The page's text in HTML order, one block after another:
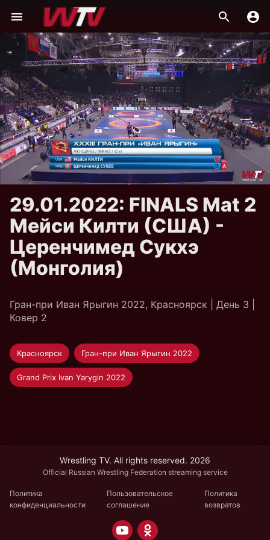
29.01.2022: FINALS Mat 2
Мейси Килти (США) -
Церенчимед Сукхэ
(Монголия)
Гран-при Иван Ярыгин 2022, Красноярск | День 3 |
Ковер 2
Красноярск Гран-при Иван Ярыгин 2022
Grand Prix Ivan Yarygin 2022
Wrestling TV. All rights reserved. 2026
Official Russian Wrestling Federation streaming service
Политика
конфиденциальности
Пользовательское
соглашение
Политика
возвратов